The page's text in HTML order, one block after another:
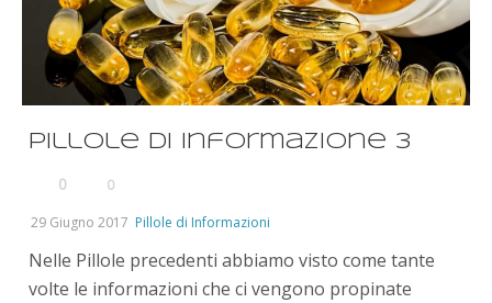
Pillole di informazione 3
0
0
29 Giugno 2017 Pillole di Informazioni
Nelle Pillole precedenti abbiamo visto come tante
volte le informazioni che ci vengono propinate